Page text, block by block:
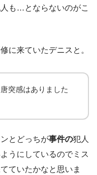
も…とならないのがこ
に来ていたデニスと。
突感はありました
とどっちが事件の犯人
うにしているのでミス
ていたかなと思いま